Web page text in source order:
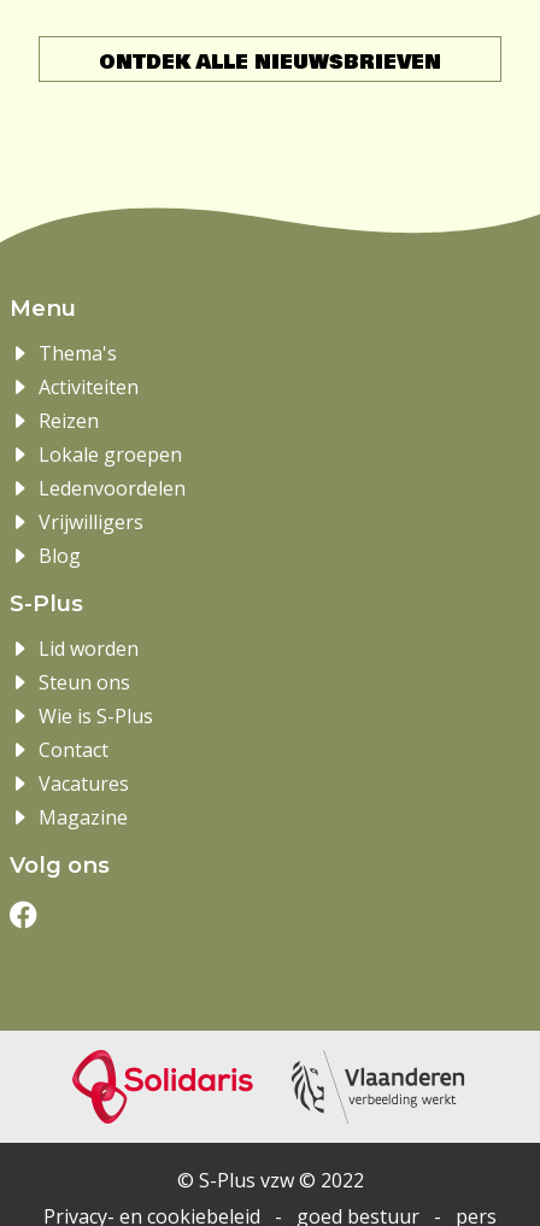
ONTDEK ALLE NIEUWSBRIEVEN
Menu
Thema's
Activiteiten
Reizen
Lokale groepen
Ledenvoordelen
Vrijwilligers
Blog
S-Plus
Lid worden
Steun ons
Wie is S-Plus
Contact
Vacatures
Magazine
Volg ons
© S-Plus vzw © 2022
Privacy- en cookiebeleid - goed bestuur - pers